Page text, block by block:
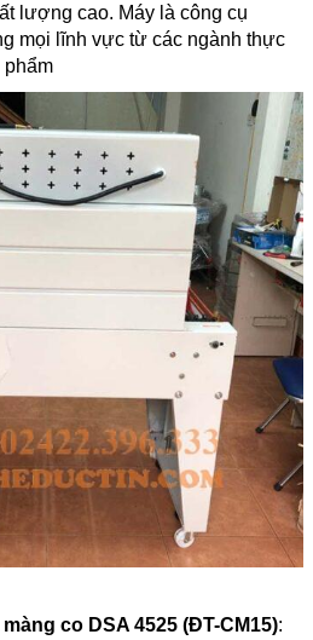
lượng cao. Máy là công cụ
mọi lĩnh vực từ các ngành thực
phẩm
co DSA 4525 (ĐT-CM15):